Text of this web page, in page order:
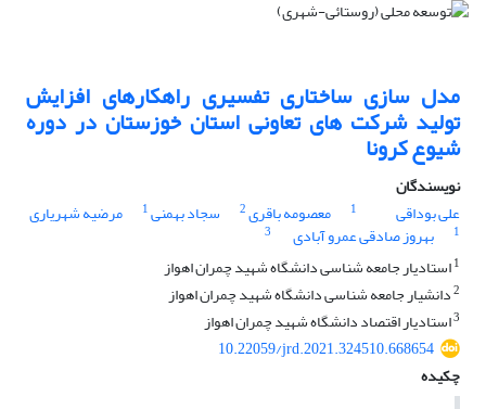
مدل سازی ساختاری تفسیری راهکارهای افزایش
تولید شرکت های تعاونی استان خوزستان در دوره
شیوع کرونا
نویسندگان
علی بوداقی
1 معصومه باقری2 سجاد بهمنی1 مرضیه شهریاری
1 بهروز صادقی عمرو آبادی
3
1استادیار جامعه شناسی دانشگاه شهید چمران اهواز
2دانشیار جامعه شناسی دانشگاه شهید چمران اهواز
3استادیار اقتصاد دانشگاه شهید چمران اهواز
10.22059/jrd.2021.324510.668654
چکیده